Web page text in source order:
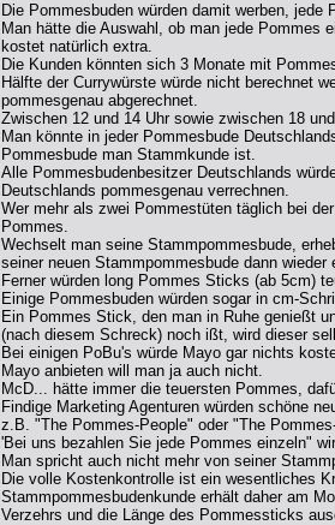
Die Pommesbuden würden damit werben,
Man hätte die Auswahl, ob man jede Pommes
kostet natürlich extra.
Die Kunden könnten sich 3 Monate mit
Hälfte der Currywürste würde nicht berechnet
pommesgenau abgerechnet.
Zwischen 12 und 14 Uhr sowie zwischen 18
Man könnte in jeder Pommesbude
Pommesbude man Stammkunde ist.
Alle Pommesbudenbesitzer Deutschlands
Deutschlands pommesgenau verrechnen.
Wer mehr als zwei Pommestüten täglich bei
Pommes.
Wechselt man seine Stammpommesbude,
seiner neuen Stammpommesbude dann
Ferner würden long Pommes Sticks (ab 5cm)
Einige Pommesbuden würden sogar in cm-
Ein Pommes Stick, den man in Ruhe genießt
(nach diesem Schreck) noch ißt, wird dieser
Bei einigen PoBu's würde Mayo gar nichts
Mayo anbieten will man ja auch nicht.
McD... hätte immer die teuersten Pommes,
Findige Marketing Agenturen würden schöne
z.B. "The Pommes-People" oder "The
'Bei uns bezahlen Sie jede Pommes einzeln"
Man spricht auch nicht mehr von seiner
Die volle Kostenkontrolle ist ein wesentliches
Stammpommesbudenkunde erhält daher am
Verzehrs und die Länge des Pommessticks